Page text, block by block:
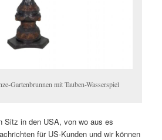
Gartenbrunnen mit Tauben-Wasserspiel
Sitz in den USA, von wo aus es
für US-Kunden und wir können